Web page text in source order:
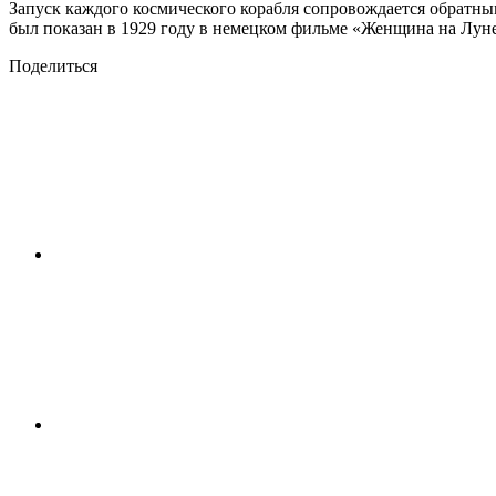
Запуск каждого космического корабля сопровождается
был показан в 1929 году в немецком фильме «Женщина на
Поделиться